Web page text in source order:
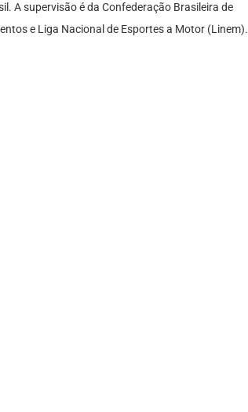
A supervisão é da Confederação Brasileira de
e Liga Nacional de Esportes a Motor (Linem).